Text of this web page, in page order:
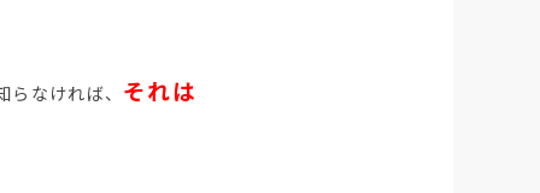
なければ、 それは